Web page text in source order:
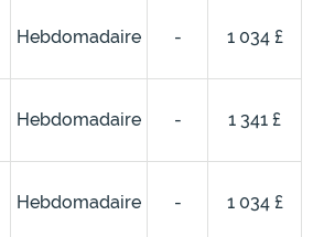
Hebdomadaire - 1 034 £
Hebdomadaire - 1 341 £
Hebdomadaire - 1 034 £